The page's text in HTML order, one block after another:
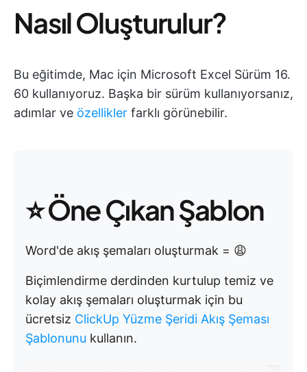
Nasıl Oluşturulur?
Bu eğitimde, Mac için Microsoft Excel Sürüm 16.
60 kullanıyoruz. Başka bir sürüm kullanıyorsanız,
adımlar ve özellikler farklı görünebilir.
⭐ Öne Çıkan Şablon
Word'de akış şemaları oluşturmak = 😩
Biçimlendirme derdinden kurtulup temiz ve
kolay akış şemaları oluşturmak için bu
ücretsiz ClickUp Yüzme Şeridi Akış Şeması
Şablonunu kullanın.